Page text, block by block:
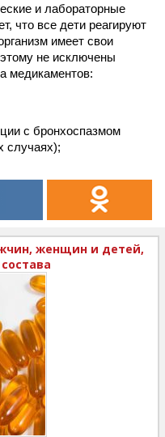
и лабораторные
что все дети реагируют
имеет свои
не исключены
медикаментов:
с бронхоспазмом
случаях);
женщин и детей,